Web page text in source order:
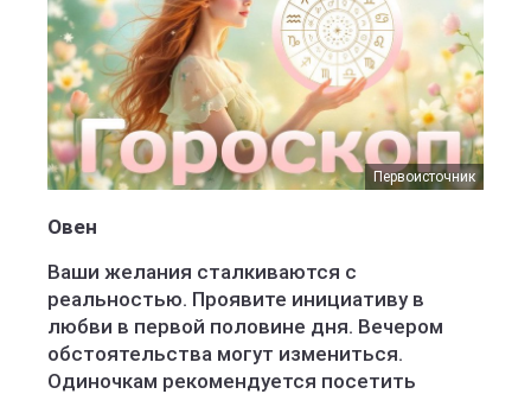
Первоисточник
Овен
Ваши желания сталкиваются с
реальностью. Проявите инициативу в
любви в первой половине дня. Вечером
обстоятельства могут измениться.
Одиночкам рекомендуется посетить